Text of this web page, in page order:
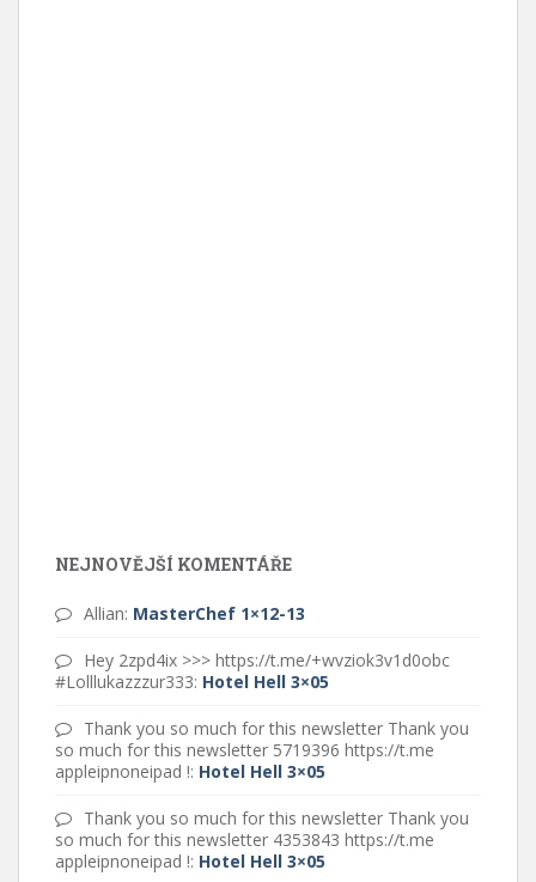
NEJNOVĚJŠÍ KOMENTÁŘE
Allian: MasterChef 1×12-13
Hey 2zpd4ix >>> https://t.me/+wvziok3v1d0obc
#Lolllukazzzur333: Hotel Hell 3×05
Thank you so much for this newsletter Thank you
so much for this newsletter 5719396 https://t.me
appleipnoneipad !: Hotel Hell 3×05
Thank you so much for this newsletter Thank you
so much for this newsletter 4353843 https://t.me
appleipnoneipad !: Hotel Hell 3×05